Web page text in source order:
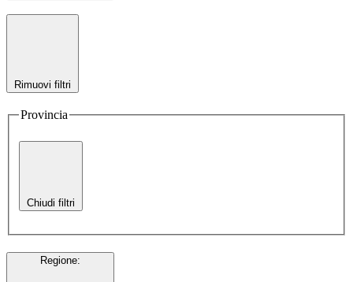
Rimuovi filtri
Provincia
Chiudi filtri
Regione: